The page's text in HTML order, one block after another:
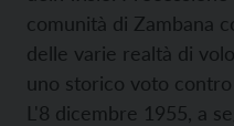
comunità di Zambana
delle varie realtà di
uno storico voto
L'8 dicembre 1955, a